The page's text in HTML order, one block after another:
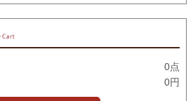
0点
0円